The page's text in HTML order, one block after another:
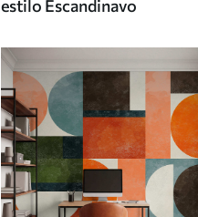
estilo Escandinavo